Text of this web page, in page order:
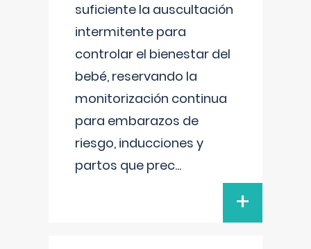
suficiente la auscultación
intermitente para
controlar el bienestar del
bebé, reservando la
monitorización continua
para embarazos de
riesgo, inducciones y
partos que prec...
+